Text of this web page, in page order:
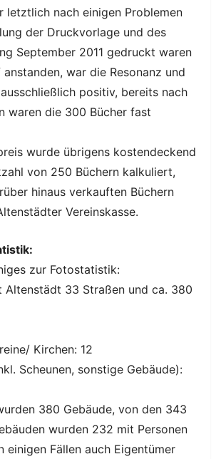
letztlich nach einigen Problemen
der Druckvorlage und des
September 2011 gedruckt waren
war die Resonanz und
positiv, bereits nach
waren die 300 Bücher fast
wurde übrigens kostendeckend
von 250 Büchern kalkuliert,
hinaus verkauften Büchern
Vereinskasse.
zur Fotostatistik:
Altenstädt 33 Straßen und ca. 380
Kirchen: 12
Scheunen, sonstige Gebäude):
380 Gebäude, von den 343
wurden 232 mit Personen
einigen Fällen auch Eigentümer